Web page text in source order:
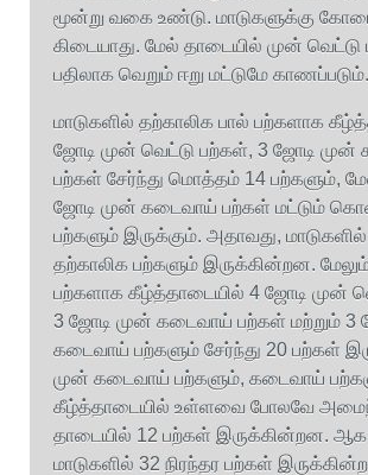
மூன்று வகை உண்டு. மாடுகளுக்கு
கிடையாது. மேல் தாடையில் முன் வெட்டு
பதிலாக வெறும் ஈறு மட்டுமே காணப்படும்.
மாடுகளில் தற்காலிக பால் பற்களாக
ஜோடி முன் வெட்டு பற்கள், 3 ஜோடி முன்
பற்கள் சேர்ந்து மொத்தம் 14 பற்களும்,
ஜோடி முன் கடைவாய் பற்கள் மட்டும்
பற்களும் இருக்கும். அதாவது,
தற்காலிக பற்களும் இருக்கின்றன.
பற்களாக கீழ்த்தாடையில் 4 ஜோடி முன்
3 ஜோடி முன் கடைவாய் பற்கள் மற்றும் 3
கடைவாய் பற்களும் சேர்ந்து 20 பற்கள்
முன் கடைவாய் பற்களும், கடைவாய்
கீழ்த்தாடையில் உள்ளவை போலவே
தாடையில் 12 பற்கள் இருக்கின்றன.
மாடுகளில் 32 நிரந்தர பற்கள்